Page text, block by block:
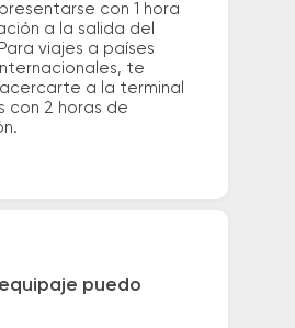
con 1 hora
a la salida del
viajes a países
te
a la terminal
con 2 horas de
puedo